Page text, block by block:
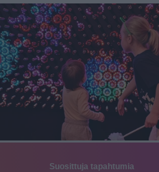
Suosittuja tapahtumia